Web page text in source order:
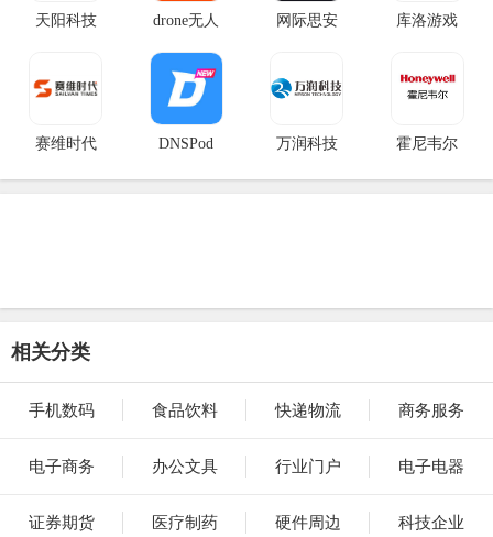
天阳科技 drone无人 网际思安 库洛游戏
赛维时代 DNSPod 万润科技 霍尼韦尔
相关分类
手机数码 食品饮料 快递物流 商务服务
电子商务 办公文具 行业门户 电子电器
证券期货 医疗制药 硬件周边 科技企业